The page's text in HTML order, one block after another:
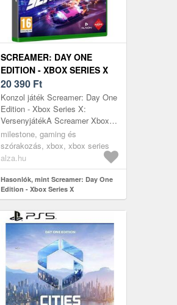
SCREAMER: DAY ONE
EDITION - XBOX SERIES X
20 390 Ft
Konzol játék Screamer: Day One
Edition - Xbox Series X:
VersenyjátékA Screamer Xbox
Series X egy ultimatív
versenyjáték, amely a sebesség
és az adr...
milestone, gaming és
szórakozás, xbox, xbox series
alza.hu
Hasonlók, mint Screamer: Day One
Edition - Xbox Series X